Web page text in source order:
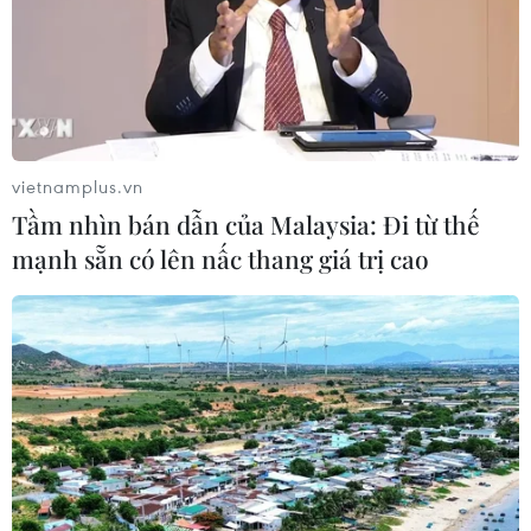
Triệu hồi để kiểm tra sản phẩm xe
môtô Honda CB1000 Hornet
29/07/2026 07:19
Nhà sản xuất ôtô Porsche cắt giảm
thêm 5.000 việc làm
27/07/2026 14:48
Trung Quốc đẩy mạnh chiến lược
"toàn chuỗi" trong xuất khẩu xe năng
lượng mới
27/07/2026 11:16
vietnamplus.vn
Tầm nhìn bán dẫn của Malaysia: Đi từ thế
mạnh sẵn có lên nấc thang giá trị cao